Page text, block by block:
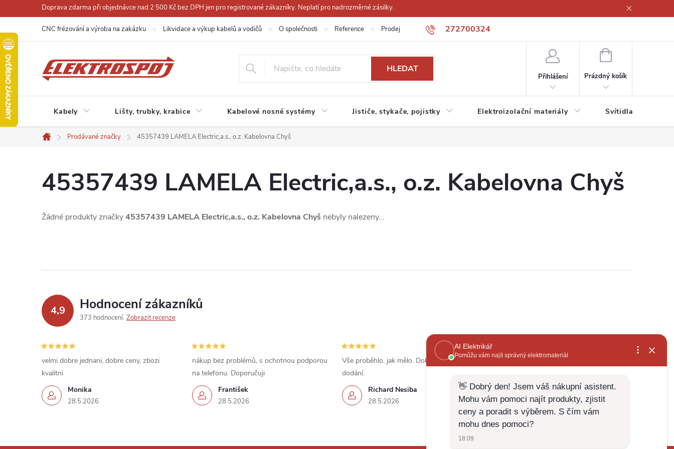
na
obsah
Doprava zdarma při objednávce nad 2 500 Kč bez DPH jen pro registrované zákazníky. Neplatí pro nadrozměrné zásilky.
272700324
CNC frézování a výroba na zakázku Likvidace a výkup kabelů a vodičů O společnosti Reference Prodejna Obchodní podmínky
HLEDAT
Přihlášení
NÁKUPNÍ
Prázdný košík
Kabely Lišty, trubky, krabice Kabelové nosné systémy Jističe, stykače, pojistky Elektroizolační materiály Svítidla a zdroje
Domů
Prodávané značky 45357439 LAMELA Electric,a.s., o.z. Kabelovna Chyš
45357439 LAMELA Electric,a.s., o.z. Kabelovna Chyš
Žádné produkty značky45357439 LAMELA Electric,a.s., o.z. Kabelovna Chyš nebyly nalezeny...
4,9 Hodnocení zákazníků
373 hodnocení Zobrazit recenze
Monika
28.5.2026
velmi dobre jednani, dobre ceny, zbozi
kvalitni
František
28.5.2026
nákup bez problémů, s ochotnou podporou
na telefonu. Doporučuji
Richard Nesiba
28.5.2026
Vše proběhlo, jak mělo. Dobrá cena, rychlé
dodání.
Zdenek Zabloudil
28.5.2026
již několikátá objednávka,široký sortiment a